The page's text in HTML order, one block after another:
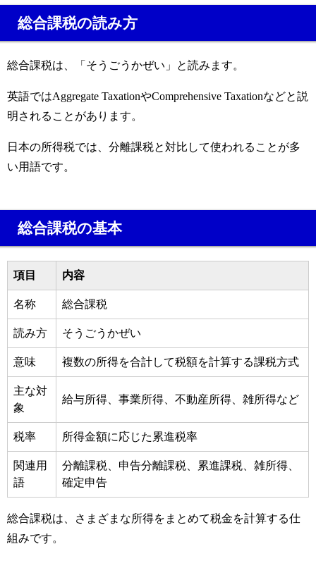
総合課税の読み方
総合課税は、「そうごうかぜい」と読みます。
英語ではAggregate TaxationやComprehensive Taxationなどと説
明されることがあります。
日本の所得税では、分離課税と対比して使われることが多
い用語です。
総合課税の基本
項目 内容
名称 総合課税
読み方 そうごうかぜい
意味 複数の所得を合計して税額を計算する課税方式
主な対
象
給与所得、事業所得、不動産所得、雑所得など
税率 所得金額に応じた累進税率
関連用
語
分離課税、申告分離課税、累進課税、雑所得、
確定申告
総合課税は、さまざまな所得をまとめて税金を計算する仕
組みです。